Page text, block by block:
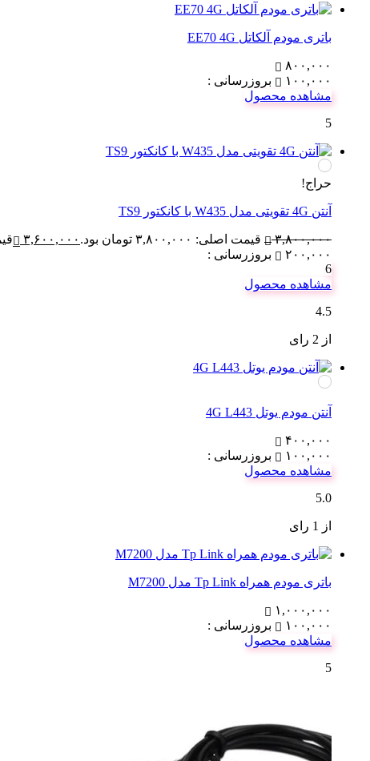
باتری مودم آلکاتل EE70 4G
۸۰۰,۰۰۰
۱۰۰,۰۰۰
بروزرسانی :
مشاهده محصول
5
حراج!
آنتن 4G تقویتی مدل W435 با کانکتور TS9
۳,۸۰۰,۰۰۰ قیمت اصلی: ۳,۸۰۰,۰۰۰ تومان بود. ۳,۶۰۰,۰۰۰
۲۰۰,۰۰۰
بروزرسانی :
6
مشاهده محصول
4.5
از 2 رای
آنتن مودم یوتل 4G L443
۴۰۰,۰۰۰
۱۰۰,۰۰۰
بروزرسانی :
مشاهده محصول
5.0
از 1 رای
باتری مودم همراه Tp Link مدل M7200
۱,۰۰۰,۰۰۰
۱۰۰,۰۰۰
بروزرسانی :
مشاهده محصول
5